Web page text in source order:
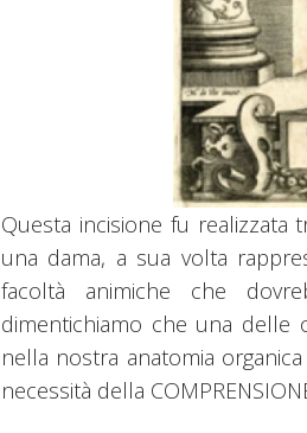
Questa incisione fu realizzata
una dama, a sua volta
facoltà animiche che
dimentichiamo che una delle
nella nostra anatomia
necessità della